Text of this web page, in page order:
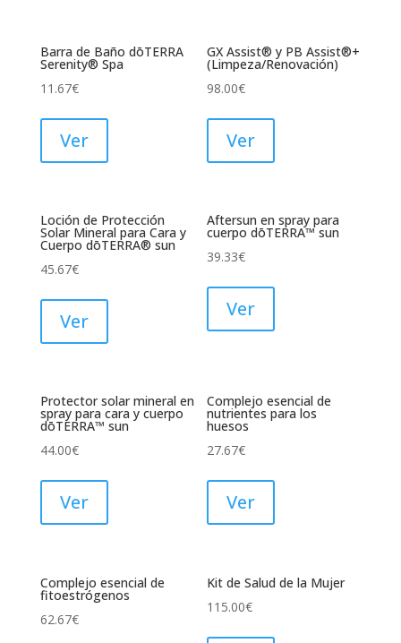
Barra de Baño dōTERRA
Serenity® Spa
11.67€
Ver
GX Assist® y PB Assist®+
(Limpeza/Renovación)
98.00€
Ver
Loción de Protección
Solar Mineral para Cara y
Cuerpo dōTERRA® sun
45.67€
Ver
Aftersun en spray para
cuerpo dōTERRA™ sun
39.33€
Ver
Protector solar mineral en
spray para cara y cuerpo
dōTERRA™ sun
44.00€
Ver
Complejo esencial de
nutrientes para los
huesos
27.67€
Ver
Complejo esencial de
fitoestrógenos
62.67€
Kit de Salud de la Mujer
115.00€